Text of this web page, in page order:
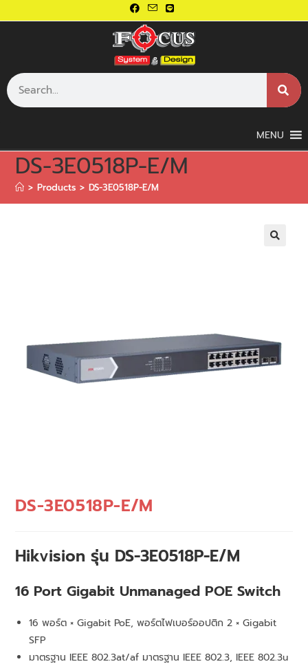
MENU
DS-3E0518P-E/M
> Products > DS-3E0518P-E/M
DS-3E0518P-E/M
Hikvision รุ่น DS-3E0518P-E/M
16 Port Gigabit Unmanaged POE Switch
16 พอร์ต × Gigabit PoE, พอร์ตไฟเบอร์ออปติก 2 × Gigabit
SFP
มาตรฐาน IEEE 802.3at/af มาตรฐาน IEEE 802.3, IEEE 802.3u